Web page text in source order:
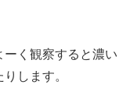
ーく観察すると濃い
します。